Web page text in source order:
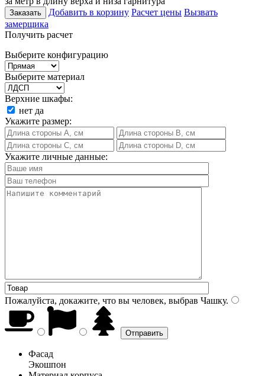
Заказать Добавить в корзину Расчет цены Вызвать
замерщика
Получить расчет
Выберите конфигурацию
Выберите материал
Верхние шкафы:
нет да
Укажите размер:
Укажите личные данные:
Пожалуйста, докажите, что вы человек, выбрав Чашку.
Фасад
Экошпон